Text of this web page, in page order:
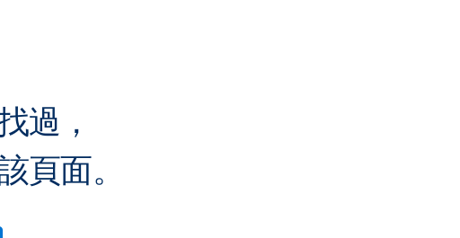
過，
頁面。